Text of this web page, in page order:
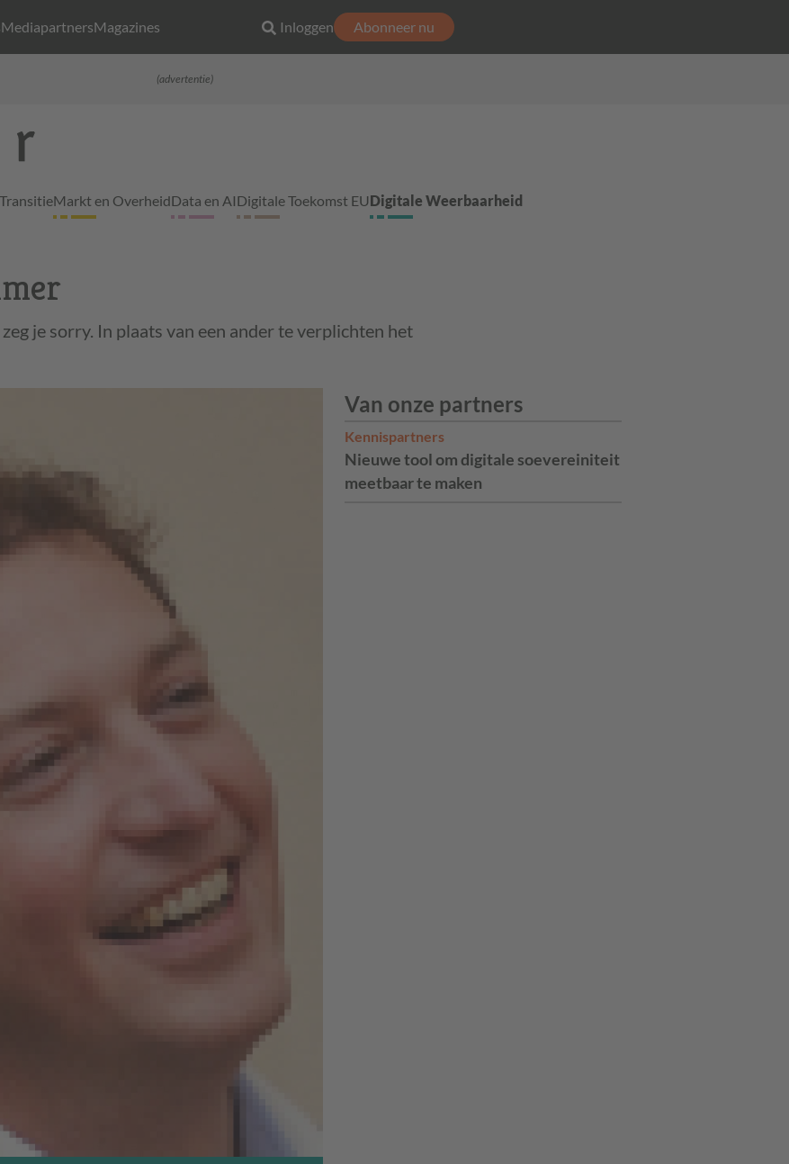
MediapartnersMagazines Inloggen Abonneer nu
(advertentie)
Markt en OverheidData en AIDigitale Toekomst EUDigitale Weerbaarheid
je sorry. In plaats van een ander te verplichten het
Van onze partners
Kennispartners
Nieuwe tool om digitale soevereiniteit
meetbaar te maken